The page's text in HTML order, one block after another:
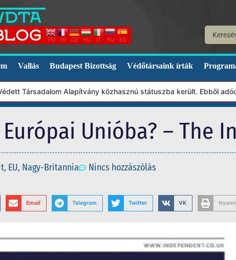
EN FR DE HU IT RU ES
Vallás Budapest Bizottság Védőtársaink írták
Alapítvány közhasznú státuszba került. Ebből adódóan
Unióba? – The
, EU, Nagy-Britannia Nincs hozzászólás
Email Telegram Twitter VK